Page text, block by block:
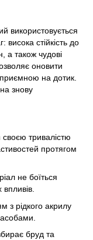
використовується
стійкість до
а також чудові
оновити
на дотик.
знову
своєю тривалістю
протягом
не боїться
з рідкого акрилу
бруд та